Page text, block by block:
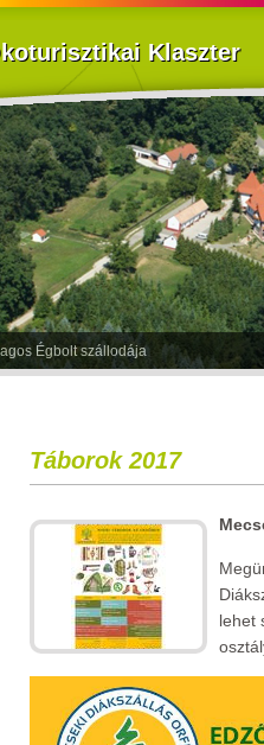
Klaszter
Égbolt szállodája
Táborok 2017
lehet